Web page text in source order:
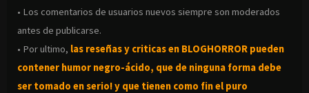
• Los comentarios de usuarios nuevos siempre son moderados
antes de publicarse.
• Por ultimo, las reseñas y criticas en BLOGHORROR pueden
contener humor negro-ácido, que de ninguna forma debe
ser tomado en serio! y que tienen como fin el puro